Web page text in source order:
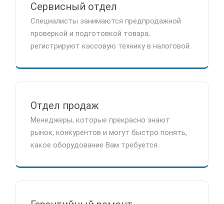
Сервисный отдел
Специалисты занимаются предпродажной
проверкой и подготовкой товара,
регистрируют кассовую технику в налоговой.
Отдел продаж
Менеджеры, которые прекрасно знают
рынок, конкурентов и могут быстро понять,
какое оборудование Вам требуется.